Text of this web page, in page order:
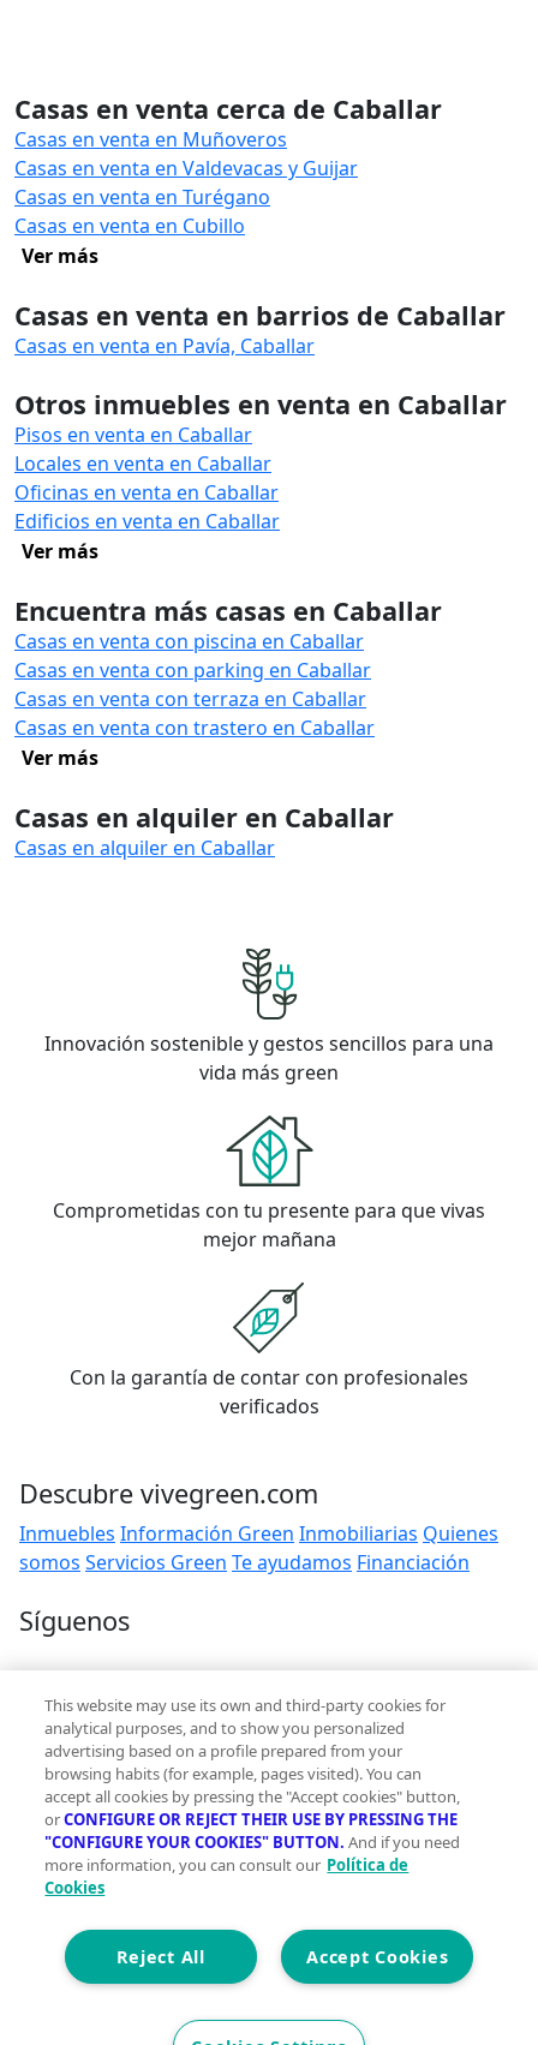
Casas en venta cerca de Caballar
Casas en venta en Muñoveros
Casas en venta en Valdevacas y Guijar
Casas en venta en Turégano
Casas en venta en Cubillo
Ver más
Casas en venta en barrios de Caballar
Casas en venta en Pavía, Caballar
Otros inmuebles en venta en Caballar
Pisos en venta en Caballar
Locales en venta en Caballar
Oficinas en venta en Caballar
Edificios en venta en Caballar
Ver más
Encuentra más casas en Caballar
Casas en venta con piscina en Caballar
Casas en venta con parking en Caballar
Casas en venta con terraza en Caballar
Casas en venta con trastero en Caballar
Ver más
Casas en alquiler en Caballar
Casas en alquiler en Caballar
Innovación sostenible y gestos sencillos para una
vida más green
Comprometidas con tu presente para que vivas
mejor mañana
Con la garantía de contar con profesionales
verificados
Descubre vivegreen.com
Inmuebles Información Green Inmobiliarias Quienes
somos Servicios Green Te ayudamos Financiación
Síguenos
Contacto
hola@vivegreen.com
Aviso Legal
Condiciones de uso
Politica de privacidad
Política de cookies
Accesibilidad
© 2026 Vivegreen - Todos los derechos reservados - UCI
This website may use its own and third-party cookies for
analytical purposes, and to show you personalized
advertising based on a profile prepared from your
browsing habits (for example, pages visited). You can
accept all cookies by pressing the "Accept cookies" button,
orCONFIGURE OR REJECT THEIR USE BY PRESSING THE
"CONFIGURE YOUR COOKIES" BUTTON. And if you need
more information, you can consult our Política de
Cookies
Accept Cookies
Reject All